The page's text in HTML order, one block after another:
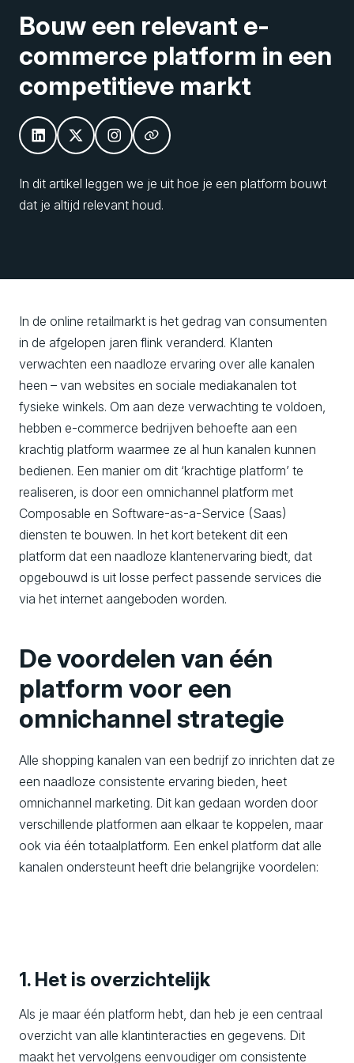
Bouw een relevant e-
commerce platform in een
competitieve markt
In dit artikel leggen we je uit hoe je een platform bouwt
dat je altijd relevant houd.
In de online retailmarkt is het gedrag van consumenten
in de afgelopen jaren flink veranderd. Klanten
verwachten een naadloze ervaring over alle kanalen
heen – van websites en sociale mediakanalen tot
fysieke winkels. Om aan deze verwachting te voldoen,
hebben e-commerce bedrijven behoefte aan een
krachtig platform waarmee ze al hun kanalen kunnen
bedienen. Een manier om dit ‘krachtige platform’ te
realiseren, is door een omnichannel platform met
Composable en Software-as-a-Service (Saas)
diensten te bouwen. In het kort betekent dit een
platform dat een naadloze klantenervaring biedt, dat
opgebouwd is uit losse perfect passende services die
via het internet aangeboden worden.
De voordelen van één
platform voor een
omnichannel strategie
Alle shopping kanalen van een bedrijf zo inrichten dat ze
een naadloze consistente ervaring bieden, heet
omnichannel marketing. Dit kan gedaan worden door
verschillende platformen aan elkaar te koppelen, maar
ook via één totaalplatform. Een enkel platform dat alle
kanalen ondersteunt heeft drie belangrijke voordelen:
1. Het is overzichtelijk
Als je maar één platform hebt, dan heb je een centraal
overzicht van alle klantinteracties en gegevens. Dit
maakt het vervolgens eenvoudiger om consistente